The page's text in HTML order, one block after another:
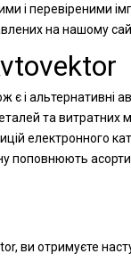
і перевіреними
на нашому
і альтернативні
та витратних
електронного
поповнюють
ви отримуєте